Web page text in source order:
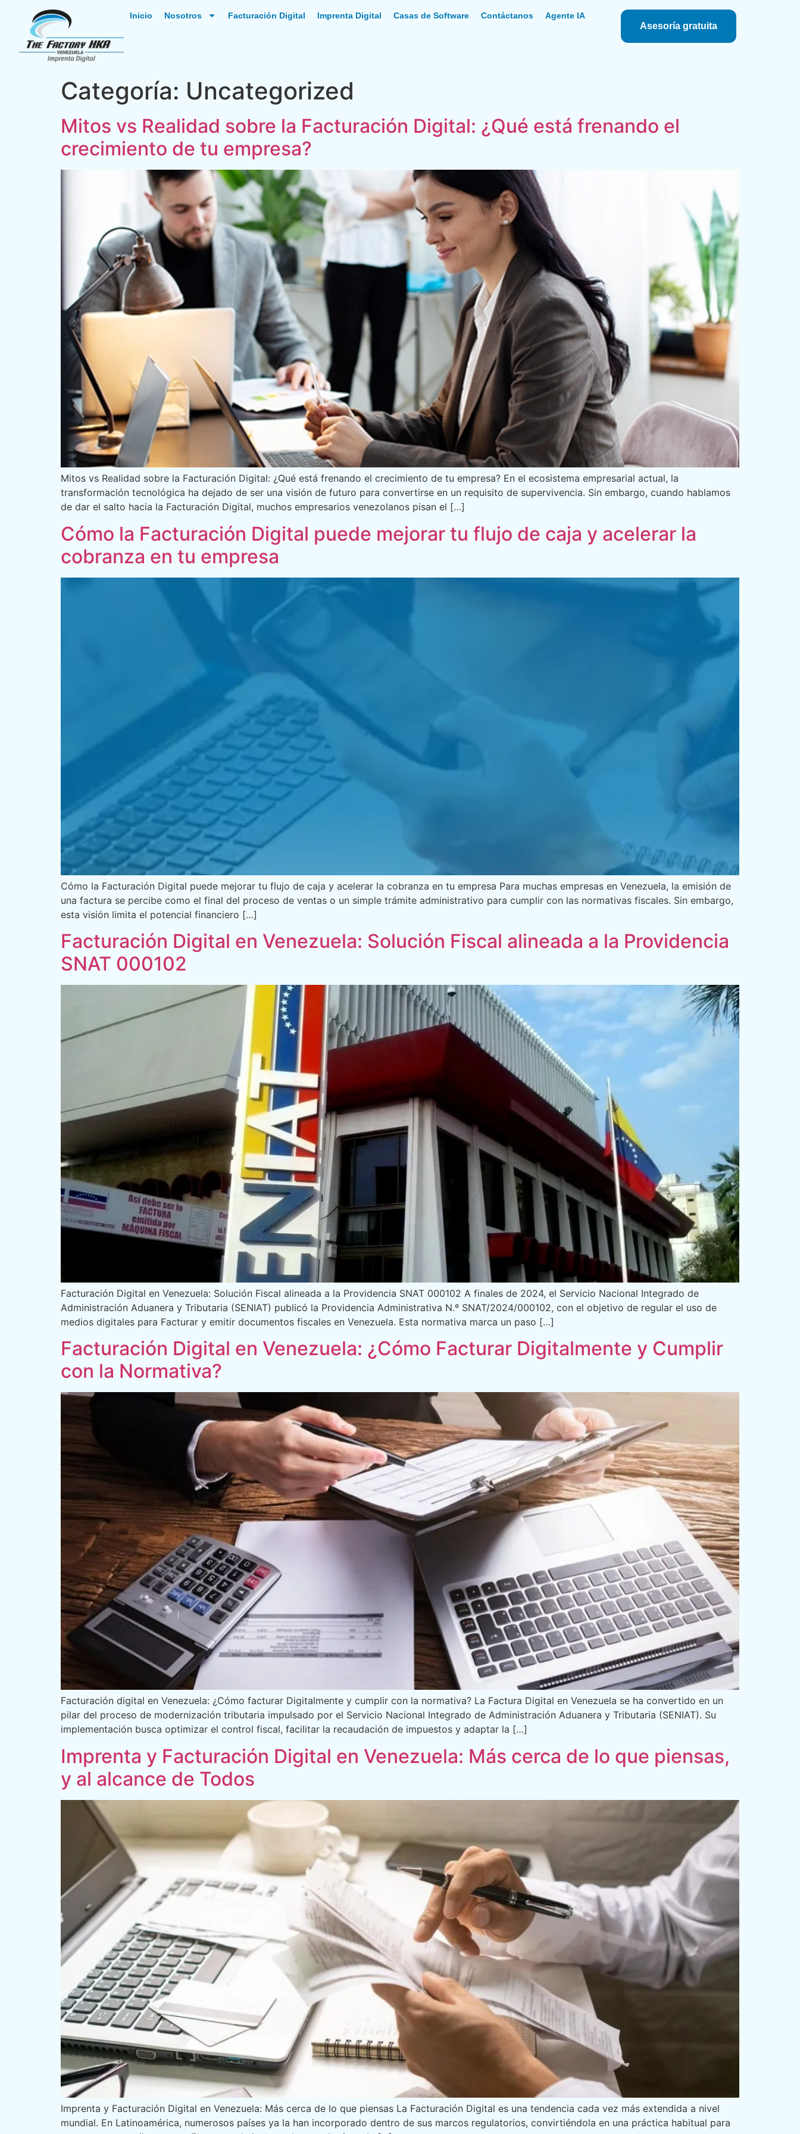
Inicio Nosotros Facturación Digital Imprenta Digital Casas de Software Contáctanos Agente IA
Asesoría gratuita
Categoría: Uncategorized
Mitos vs Realidad sobre la Facturación Digital: ¿Qué está frenando el
crecimiento de tu empresa?
Mitos vs Realidad sobre la Facturación Digital: ¿Qué está frenando el crecimiento de tu empresa? En el ecosistema empresarial actual, la
transformación tecnológica ha dejado de ser una visión de futuro para convertirse en un requisito de supervivencia. Sin embargo, cuando hablamos
de dar el salto hacia la Facturación Digital, muchos empresarios venezolanos pisan el […]
Cómo la Facturación Digital puede mejorar tu flujo de caja y acelerar la
cobranza en tu empresa
Cómo la Facturación Digital puede mejorar tu flujo de caja y acelerar la cobranza en tu empresa Para muchas empresas en Venezuela, la emisión de
una factura se percibe como el final del proceso de ventas o un simple trámite administrativo para cumplir con las normativas fiscales. Sin embargo,
esta visión limita el potencial financiero […]
Facturación Digital en Venezuela: Solución Fiscal alineada a la Providencia
SNAT 000102
Facturación Digital en Venezuela: Solución Fiscal alineada a la Providencia SNAT 000102 A finales de 2024, el Servicio Nacional Integrado de
Administración Aduanera y Tributaria (SENIAT) publicó la Providencia Administrativa N.º SNAT/2024/000102, con el objetivo de regular el uso de
medios digitales para Facturar y emitir documentos fiscales en Venezuela. Esta normativa marca un paso […]
Facturación Digital en Venezuela: ¿Cómo Facturar Digitalmente y Cumplir
con la Normativa?
Facturación digital en Venezuela: ¿Cómo facturar Digitalmente y cumplir con la normativa? La Factura Digital en Venezuela se ha convertido en un
pilar del proceso de modernización tributaria impulsado por el Servicio Nacional Integrado de Administración Aduanera y Tributaria (SENIAT). Su
implementación busca optimizar el control fiscal, facilitar la recaudación de impuestos y adaptar la […]
Imprenta y Facturación Digital en Venezuela: Más cerca de lo que piensas,
y al alcance de Todos
Imprenta y Facturación Digital en Venezuela: Más cerca de lo que piensas La Facturación Digital es una tendencia cada vez más extendida a nivel
mundial. En Latinoamérica, numerosos países ya la han incorporado dentro de sus marcos regulatorios, convirtiéndola en una práctica habitual para